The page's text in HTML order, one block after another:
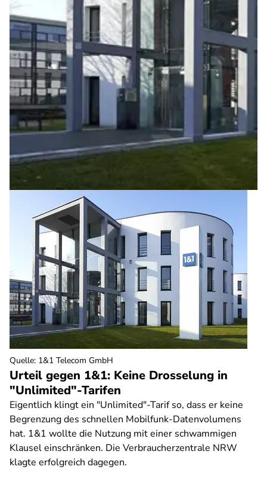
Urteil gegen 1&1: Keine Drosselung in
"Unlimited"-Tarifen
Eigentlich klingt ein "Unlimited"-Tarif so, dass er keine
Begrenzung des schnellen Mobilfunk-Datenvolumens
hat. 1&1 wollte die Nutzung mit einer schwammigen
Klausel einschränken. Die Verbraucherzentrale NRW
klagte erfolgreich dagegen.
Quelle: 1&1 Telecom GmbH